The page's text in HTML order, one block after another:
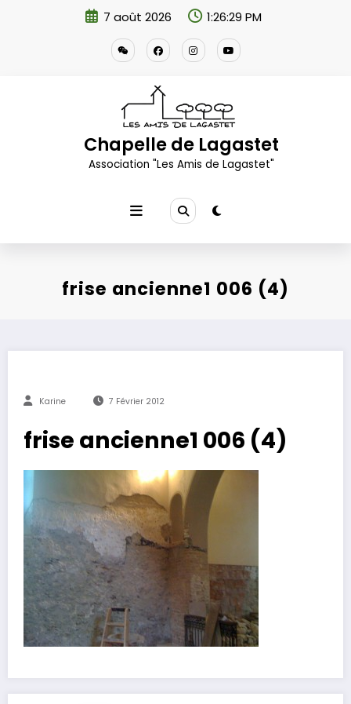
7 août 2026 1:26:30 PM
Chapelle de Lagastet
Association "Les Amis de Lagastet"
frise ancienne1 006 (4)
Karine 7 Février 2012
frise ancienne1 006 (4)